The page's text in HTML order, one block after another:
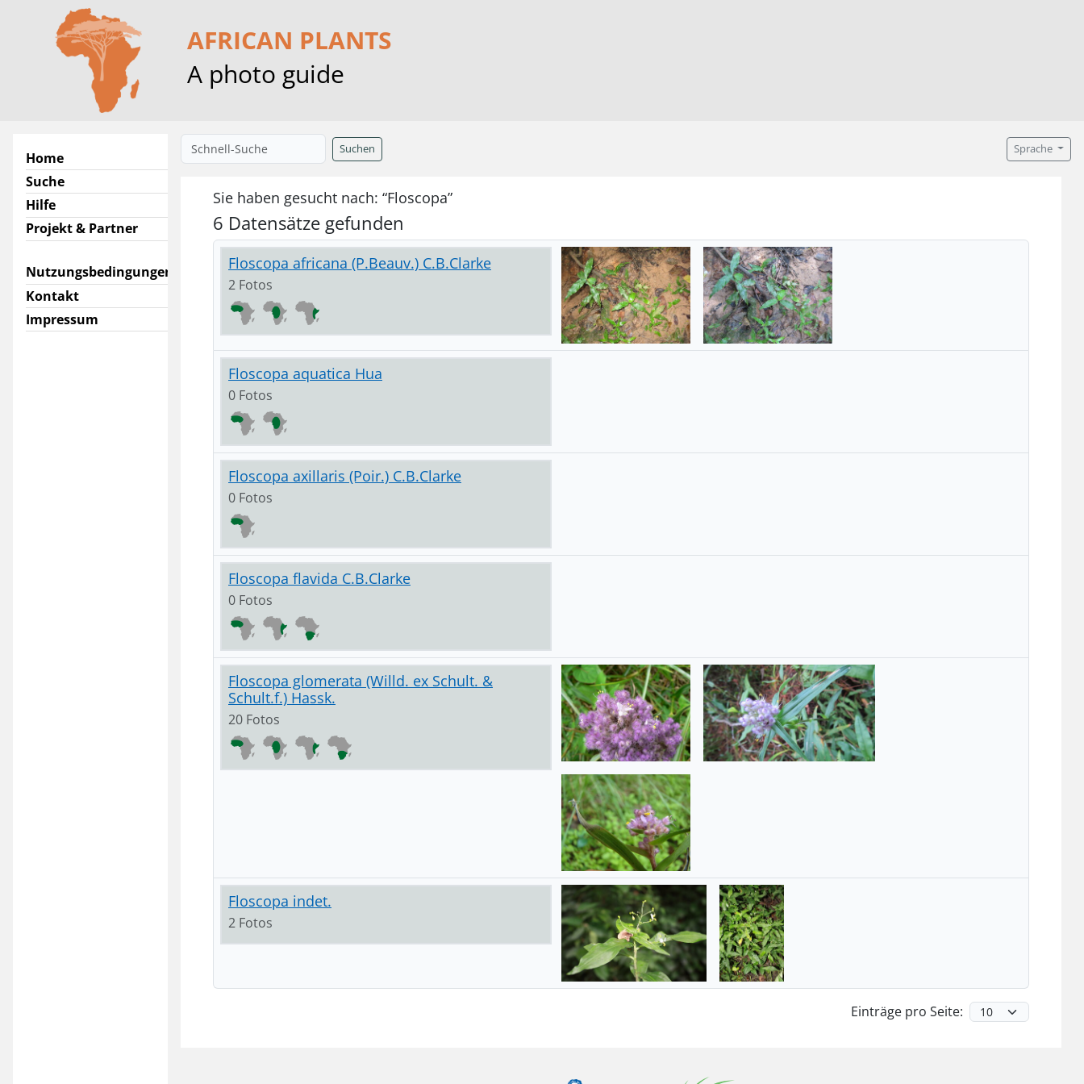
AFRICAN PLANTS
A photo guide
Home
Suche
Hilfe
Projekt & Partner
Nutzungsbedingungen
Kontakt
Impressum
Suchen Sprache
Sie haben gesucht nach: “Floscopa”
6 Datensätze gefunden
Floscopa africana (P.Beauv.) C.B.Clarke
2 Fotos
Floscopa aquatica Hua
0 Fotos
Floscopa axillaris (Poir.) C.B.Clarke
0 Fotos
Floscopa flavida C.B.Clarke
0 Fotos
Floscopa glomerata (Willd. ex Schult. &
Schult.f.) Hassk.
20 Fotos
Floscopa indet.
2 Fotos
Einträge pro Seite: